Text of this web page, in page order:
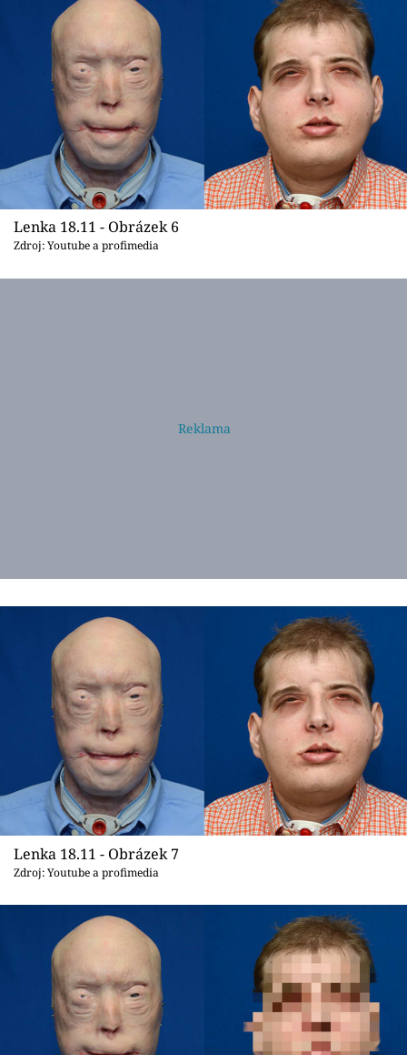
Lenka 18.11 - Obrázek 6
Zdroj: Youtube a profimedia
Lenka 18.11 - Obrázek 7
Zdroj: Youtube a profimedia